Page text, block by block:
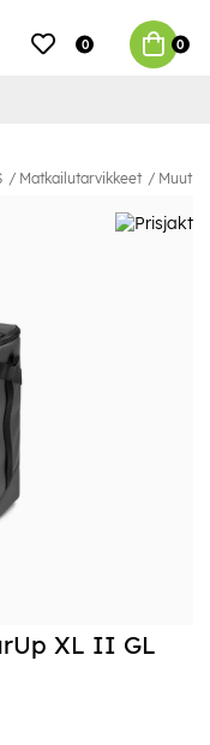
0 0
Matkailutarvikkeet Muut
XL II GL